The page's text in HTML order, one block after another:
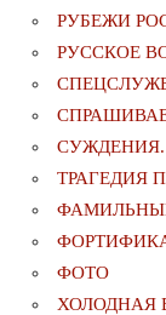
РУБЕЖИ
РУССКОЕ
СУЖДЕНИЯ.
ТРАГЕДИЯ
ФОТО
ХОЛОДНАЯ